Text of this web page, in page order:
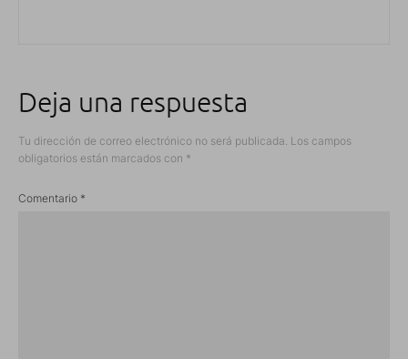
Deja una respuesta
Tu dirección de correo electrónico no será publicada. Los campos
obligatorios están marcados con *
Comentario *